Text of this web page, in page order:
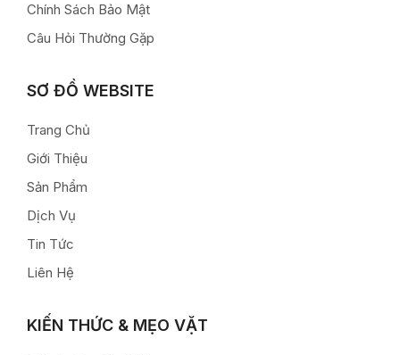
Chính Sách Bảo Mật
Câu Hỏi Thường Gặp
SƠ ĐỒ WEBSITE
Trang Chủ
Giới Thiệu
Sản Phẩm
Dịch Vụ
Tin Tức
Liên Hệ
KIẾN THỨC & MẸO VẶT